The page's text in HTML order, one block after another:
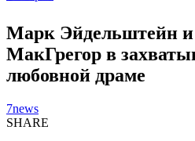
Марк Эйдельштейн и
МакГрегор в
любовной драме
7news
SHARE